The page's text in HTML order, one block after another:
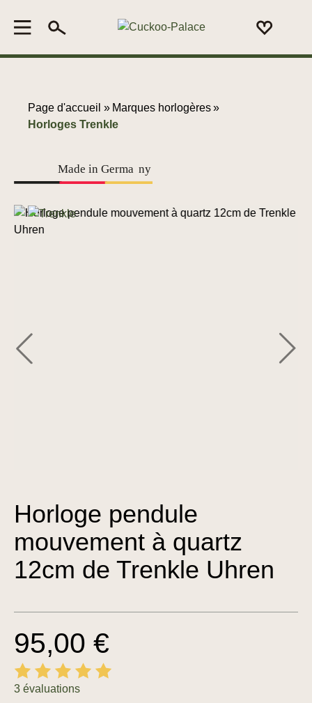
Page d'accueil » Marques horlogères»
Horloges Trenkle
Made in Germa ny
Horloge pendule
mouvement à quartz
12cm de Trenkle Uhren
95,00 €
3 évaluations